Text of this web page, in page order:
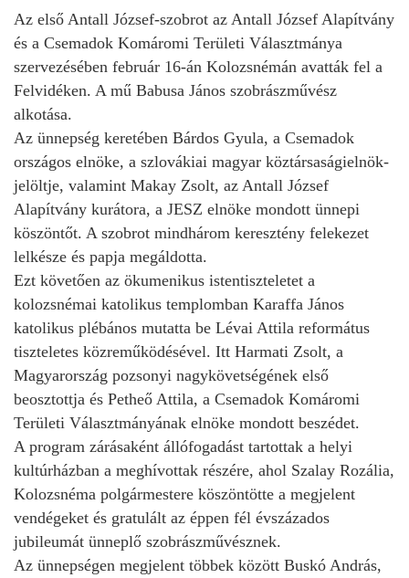
Az első Antall József-szobrot az Antall József Alapítvány
és a Csemadok Komáromi Területi Választmánya
szervezésében február 16-án Kolozsnémán avatták fel a
Felvidéken. A mű Babusa János szobrászművész
alkotása.
Az ünnepség keretében Bárdos Gyula, a Csemadok
országos elnöke, a szlovákiai magyar köztársaságielnök-
jelöltje, valamint Makay Zsolt, az Antall József
Alapítvány kurátora, a JESZ elnöke mondott ünnepi
köszöntőt. A szobrot mindhárom keresztény felekezet
lelkésze és papja megáldotta.
Ezt követően az ökumenikus istentiszteletet a
kolozsnémai katolikus templomban Karaffa János
katolikus plébános mutatta be Lévai Attila református
tiszteletes közreműködésével. Itt Harmati Zsolt, a
Magyarország pozsonyi nagykövetségének első
beosztottja és Petheő Attila, a Csemadok Komáromi
Területi Választmányának elnöke mondott beszédet.
A program zárásaként állófogadást tartottak a helyi
kultúrházban a meghívottak részére, ahol Szalay Rozália,
Kolozsnéma polgármestere köszöntötte a megjelent
vendégeket és gratulált az éppen fél évszázados
jubileumát ünneplő szobrászművésznek.
Az ünnepségen megjelent többek között Buskó András,